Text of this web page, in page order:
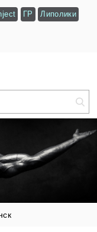
ГР Липолики